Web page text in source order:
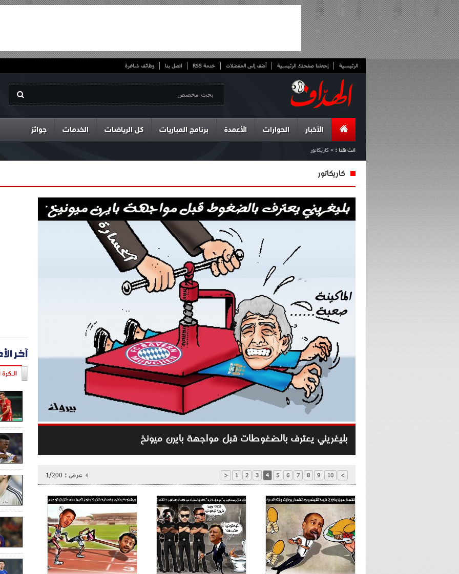
الرئيسية إجعلنا صفحتك الرئيسية أضف إلى المفضلات خدمة RSS اتصل بنا وظائف شاغرة
الأخبار الحوارات الأعمدة برنامج المباريات كل الرياضات الخدمات جوائز
انت هنا : » كاريكاتور
كاريكاتور
بليغريني يعترف بالضغوطات قبل مواجهة بايرن ميونخ
< 1 2 3 4 5 6 7 8 9 10 > عرض : 1/200
آخر
الـكرة